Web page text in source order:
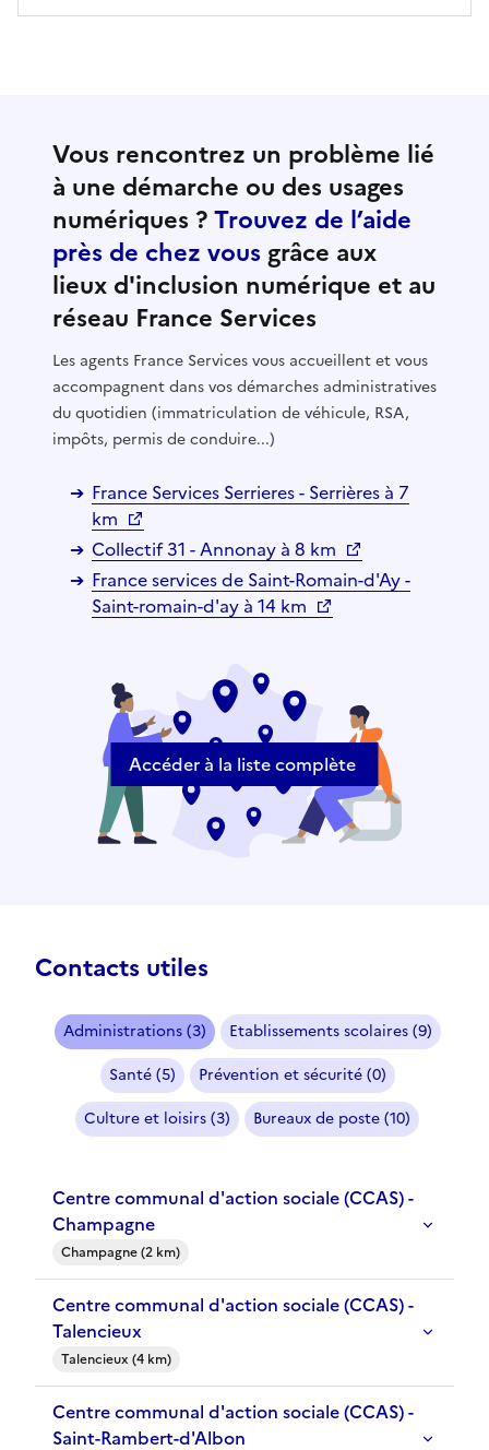
Vous rencontrez un problème lié
à une démarche ou des usages
numériques ?Trouvez de l’aide
près de chez vous grâce aux
lieux d'inclusion numérique et au
réseau France Services
Les agents France Services vous accueillent et vous
accompagnent dans vos démarches administratives
du quotidien (immatriculation de véhicule, RSA,
impôts, permis de conduire...)
France Services Serrieres - Serrières à 7
km
Collectif 31 - Annonay à 8 km
France services de Saint-Romain-d'Ay -
Saint-romain-d'ay à 14 km
Accéder à la liste complète
Contacts utiles
Administrations (3)
Etablissements scolaires (9)
Santé (5)
Prévention et sécurité (0)
Culture et loisirs (3)
Bureaux de poste (10)
Centre communal d'action sociale (CCAS) -
Champagne
Champagne (2 km)
Centre communal d'action sociale (CCAS) -
Talencieux
Talencieux (4 km)
Centre communal d'action sociale (CCAS) -
Saint-Rambert-d'Albon